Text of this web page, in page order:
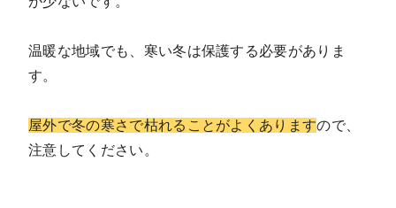
温暖な地域でも、寒い冬は保護する必要がありま
す。
屋外で冬の寒さで枯れることがよくありますので、
注意してください。